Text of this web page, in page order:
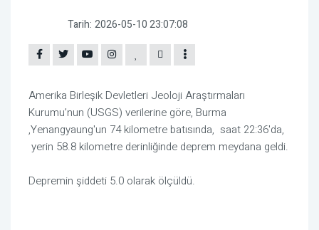
Tarih: 2026-05-10 23:07:08
Amerika Birleşik Devletleri Jeoloji Araştırmaları
Kurumu’nun (USGS) verilerine göre, Burma
,Yenangyaung'un 74 kilometre batısında, saat 22:36'da,
yerin 58.8 kilometre derinliğinde deprem meydana geldi.
Depremin şiddeti 5.0 olarak ölçüldü.